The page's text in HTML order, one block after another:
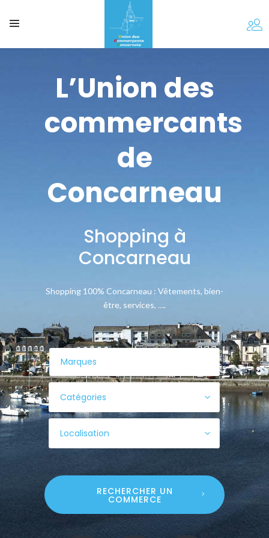
L’Union des
commercants
de
Concarneau
Shopping à
Concarneau
Shopping 100% Concarneau : Vêtements, bien-
être, services, ….
Catégories
Localisation
RECHERCHER UN
COMMERCE